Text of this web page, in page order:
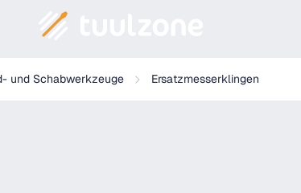
und Schabwerkzeuge Ersatzmesserklingen